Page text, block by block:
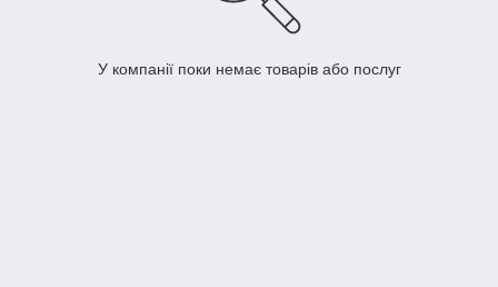
У компанії поки немає товарів або послуг